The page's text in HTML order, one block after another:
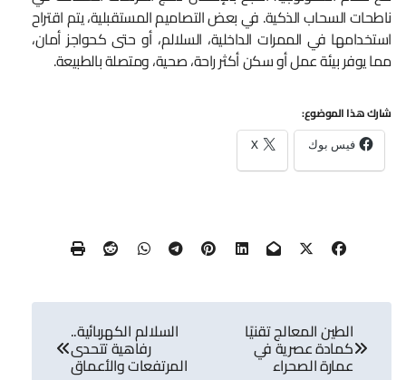
ناطحات السحاب الذكية. في بعض التصاميم المستقبلية، يتم اقتراح
استخدامها في الممرات الداخلية، السلالم، أو حتى كحواجز أمان،
مما يوفر بيئة عمل أو سكن أكثر راحة، صحية، ومتصلة بالطبيعة.
شارك هذا الموضوع:
فيس بوك X
تصفّح
المقالات
الطين المعالج تقنيًا
كمادة عصرية في
عمارة الصحراء
السلالم الكهربائية..
رفاهية تتحدى
المرتفعات والأعماق